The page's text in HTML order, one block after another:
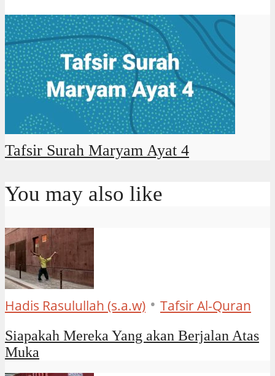
Tafsir Surah Maryam Ayat 4
You may also like
Hadis Rasulullah (s.a.w) • Tafsir Al-Quran
Siapakah Mereka Yang akan Berjalan Atas
Muka